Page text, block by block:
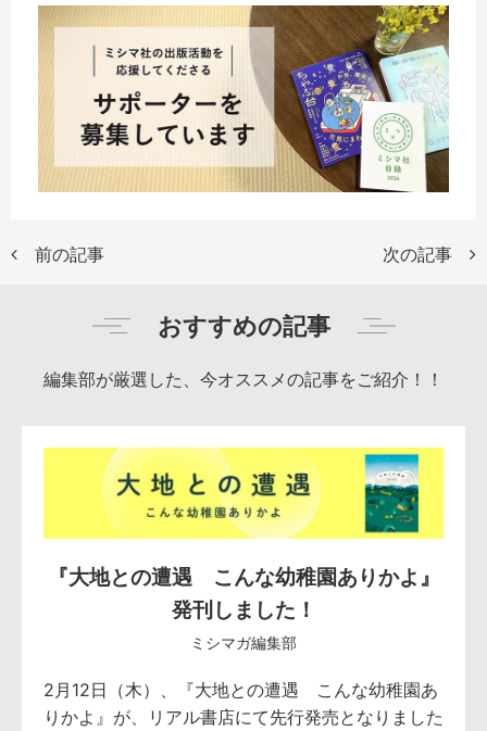
前の記事 次の記事
おすすめの記事
編集部が厳選した、今オススメの記事をご紹介！！
『大地との遭遇 こんな幼稚園ありかよ』
発刊しました！
ミシマガ編集部
2月12日（木）、『大地との遭遇 こんな幼稚園あ
りかよ』が、リアル書店にて先行発売となりました